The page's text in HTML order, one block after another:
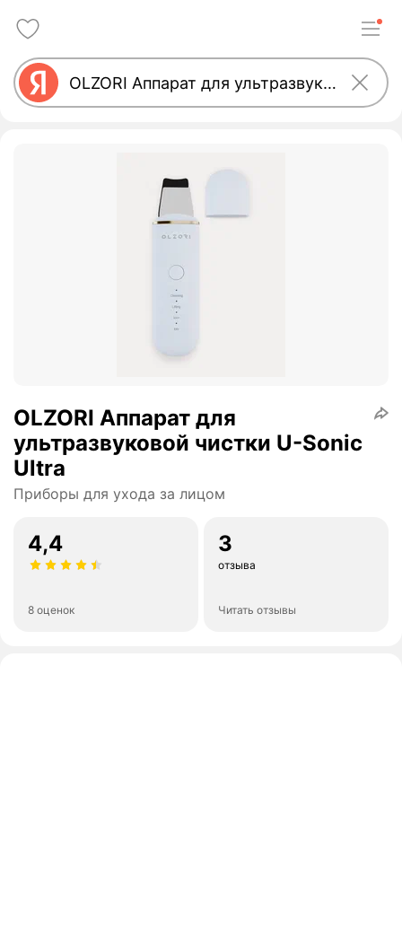
OLZORI Аппарат для
ультразвуковой чистки U-Sonic
Ultra
Приборы для ухода за лицом
4,4
8 оценок
3
отзыва
Читать отзывы